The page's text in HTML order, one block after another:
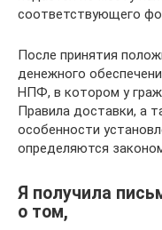
соответствующего
После принятия
денежного
НПФ, в котором у
Правила доставки, а
особенности
определяются
Я получила
о том,